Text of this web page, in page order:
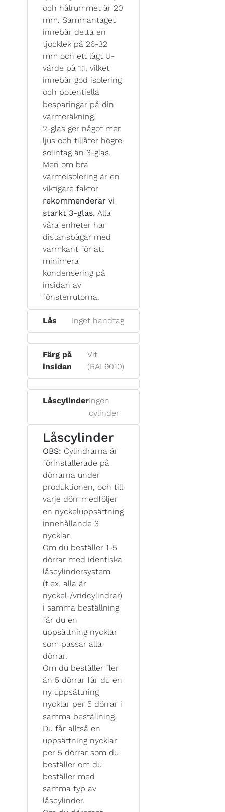
och hålrummet är 20
mm. Sammantaget
innebär detta en
tjocklek på 26-32
mm och ett lågt U-
värde på 1,1, vilket
innebär god isolering
och potentiella
besparingar på din
värmeräkning.
2-glas ger något mer
ljus och tillåter högre
solintag än 3-glas.
Men om bra
värmeisolering är en
viktigare faktor
rekommenderar vi
starkt 3-glas. Alla
våra enheter har
distansbågar med
varmkant för att
minimera
kondensering på
insidan av
fönsterrutorna.
Lås Inget handtag
Färg på
insidan
Vit
(RAL9010)
LåscylinderIngen
cylinder
Låscylinder
OBS: Cylindrarna är
förinstallerade på
dörrarna under
produktionen, och till
varje dörr medföljer
en nyckeluppsättning
innehållande 3
nycklar.
Om du beställer 1-5
dörrar med identiska
låscylindersystem
(t.ex. alla är
nyckel-/vridcylindrar)
i samma beställning
får du en
uppsättning nycklar
som passar alla
dörrar.
Om du beställer fler
än 5 dörrar får du en
ny uppsättning
nycklar per 5 dörrar i
samma beställning.
Du får alltså en
uppsättning nycklar
per 5 dörrar som du
beställer om du
beställer med
samma typ av
låscylinder.